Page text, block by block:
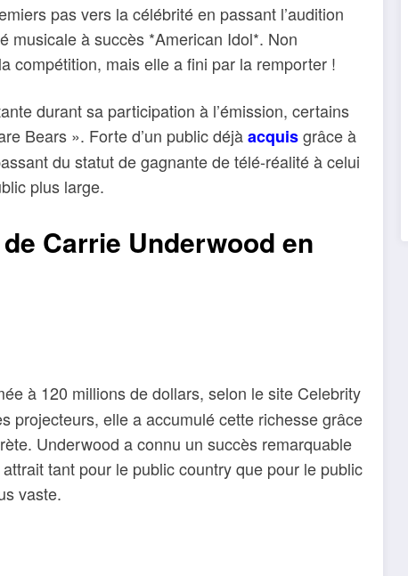
pas vers la célébrité en passant l’audition
musicale à succès *American Idol*. Non
compétition, mais elle a fini par la remporter !
durant sa participation à l’émission, certains
Bears ». Forte d’un public déjàacquisgrâce à
du statut de gagnante de télé-réalité à celui
plus large.
Carrie Underwood en
à 120 millions de dollars, selon le site Celebrity
projecteurs, elle a accumulé cette richesse grâce
Underwood a connu un succès remarquable
tant pour le public country que pour le public
vaste.